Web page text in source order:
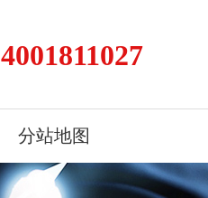
4001811027
分站地图